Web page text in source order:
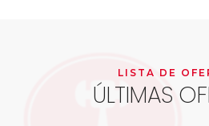
LISTA DE
ÚLTIMAS